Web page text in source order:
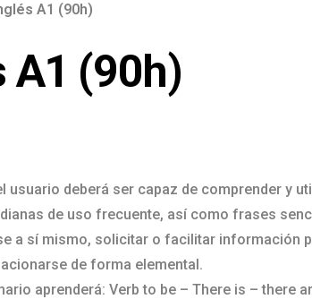
A1 (90h)
A1 (90h)
usuario deberá ser capaz de comprender y
de uso frecuente, así como frases
a sí mismo, solicitar o facilitar información
de forma elemental.
aprenderá: Verb to be – There is – there